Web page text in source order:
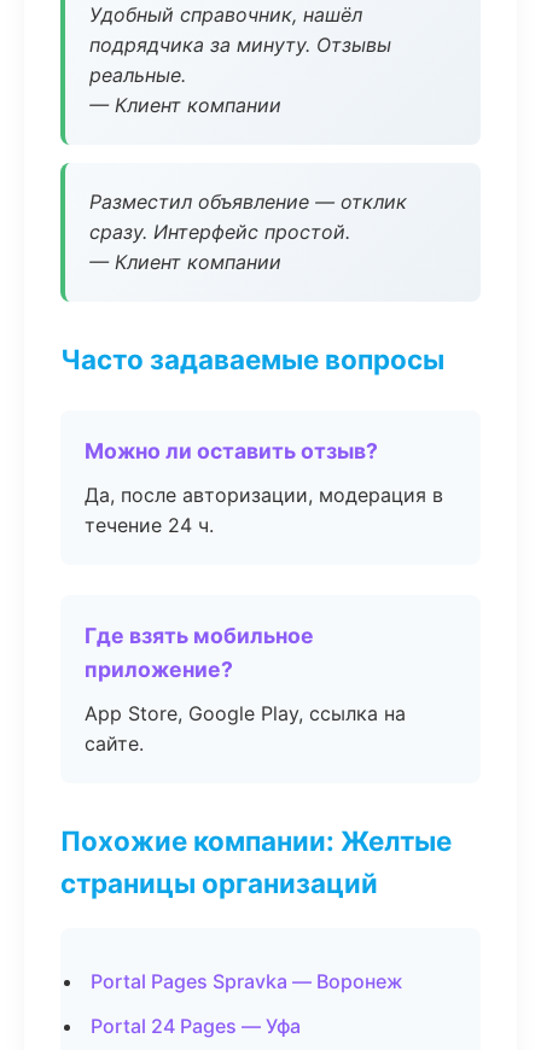
Удобный справочник, нашёл
подрядчика за минуту. Отзывы
реальные.
— Клиент компании
Разместил объявление — отклик
сразу. Интерфейс простой.
— Клиент компании
Часто задаваемые вопросы
Можно ли оставить отзыв?
Да, после авторизации, модерация в
течение 24 ч.
Где взять мобильное
приложение?
App Store, Google Play, ссылка на
сайте.
Похожие компании: Желтые
страницы организаций
Portal Pages Spravka — Воронеж
Portal 24 Pages — Уфа